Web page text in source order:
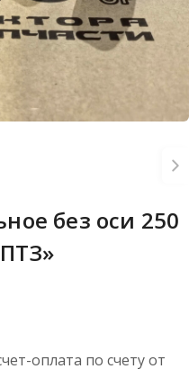
без оси 250
оплата по счету от